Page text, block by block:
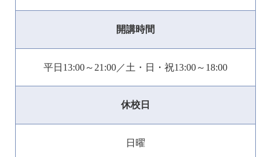
開講時間
平日13:00～21:00／土・日・祝13:00～18:00
休校日
日曜